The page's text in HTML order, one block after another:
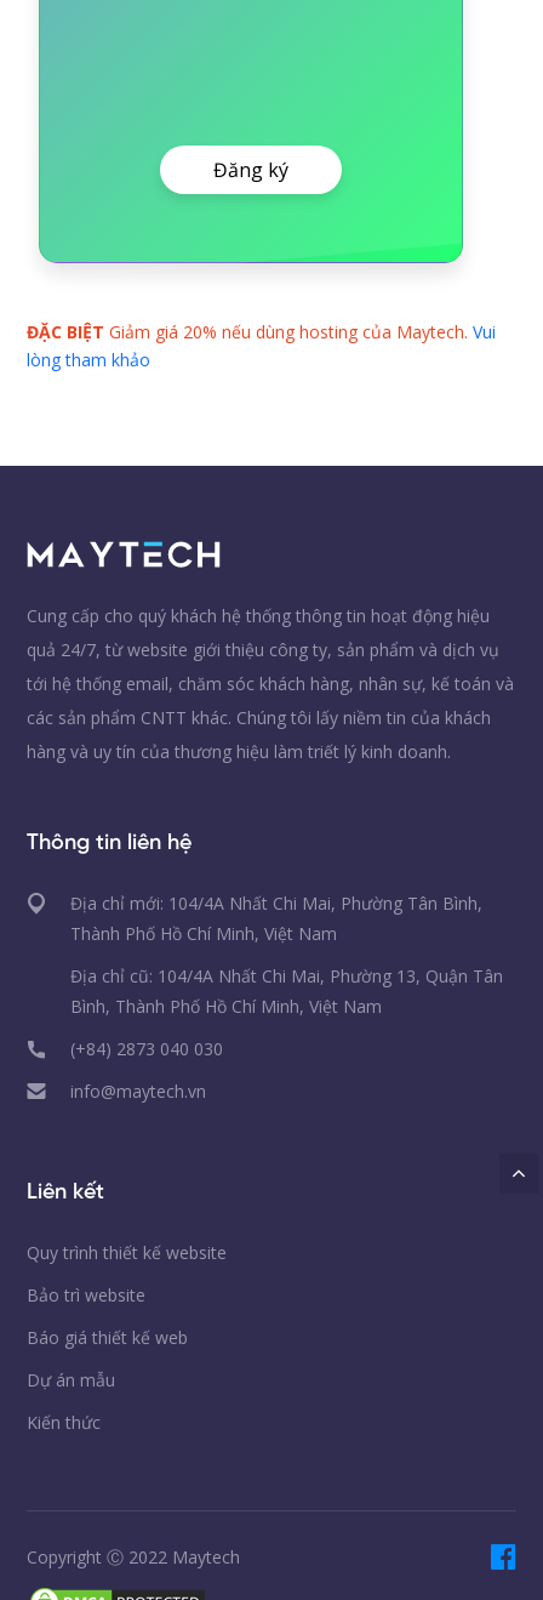
Đăng ký
ĐẶC BIỆT Giảm giá 20% nếu dùng hosting của Maytech.Vui
lòng tham khảo
Cung cấp cho quý khách hệ thống thông tin hoạt động hiệu
quả 24/7, từ website giới thiệu công ty, sản phẩm và dịch vụ
tới hệ thống email, chăm sóc khách hàng, nhân sự, kế toán và
các sản phẩm CNTT khác. Chúng tôi lấy niềm tin của khách
hàng và uy tín của thương hiệu làm triết lý kinh doanh.
Thông tin liên hệ
Địa chỉ mới: 104/4A Nhất Chi Mai, Phường Tân Bình,
Thành Phố Hồ Chí Minh, Việt Nam
Địa chỉ cũ: 104/4A Nhất Chi Mai, Phường 13, Quận Tân
Bình, Thành Phố Hồ Chí Minh, Việt Nam
(+84) 2873 040 030
info@maytech.vn
Liên kết
Quy trình thiết kế website
Bảo trì website
Báo giá thiết kế web
Dự án mẫu
Kiến thức
Copyright Ⓒ 2022 Maytech